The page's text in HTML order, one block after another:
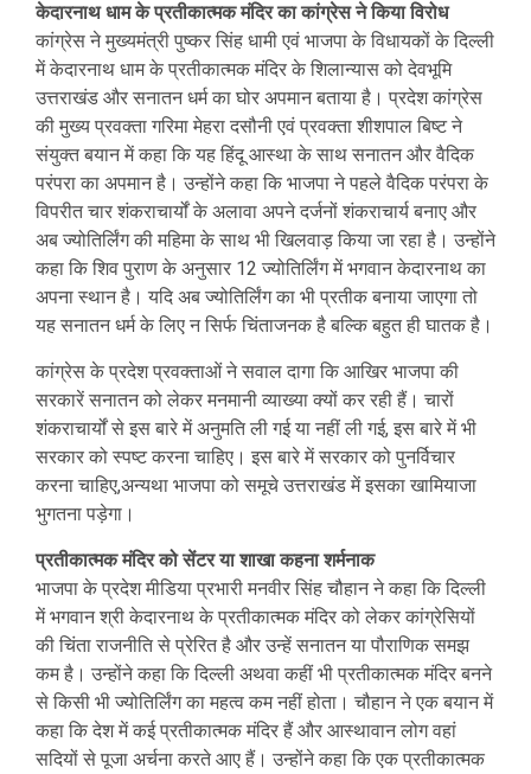
केदारनाथ धाम के प्रतीकात्मक मंदिर का कांग्रेस ने किया विरोध
कांग्रेस ने मुख्यमंत्री पुष्कर सिंह धामी एवं भाजपा के विधायकों के दिल्ली
में केदारनाथ धाम के प्रतीकात्मक मंदिर के शिलान्यास को देवभूमि
उत्तराखंड और सनातन धर्म का घोर अपमान बताया है। प्रदेश कांग्रेस
की मुख्य प्रवक्ता गरिमा मेहरा दसौनी एवं प्रवक्ता शीशपाल बिष्ट ने
संयुक्त बयान में कहा कि यह हिंदू आस्था के साथ सनातन और वैदिक
परंपरा का अपमान है। उन्होंने कहा कि भाजपा ने पहले वैदिक परंपरा के
विपरीत चार शंकराचार्यों के अलावा अपने दर्जनों शंकराचार्य बनाए और
अब ज्योतिर्लिंग की महिमा के साथ भी खिलवाड़ किया जा रहा है। उन्होंने
कहा कि शिव पुराण के अनुसार 12 ज्योतिर्लिंग में भगवान केदारनाथ का
अपना स्थान है। यदि अब ज्योतिर्लिंग का भी प्रतीक बनाया जाएगा तो
यह सनातन धर्म के लिए न सिर्फ चिंताजनक है बल्कि बहुत ही घातक है।
कांग्रेस के प्रदेश प्रवक्ताओं ने सवाल दागा कि आखिर भाजपा की
सरकारें सनातन को लेकर मनमानी व्याख्या क्यों कर रही हैं। चारों
शंकराचार्यों से इस बारे में अनुमति ली गई या नहीं ली गई, इस बारे में भी
सरकार को स्पष्ट करना चाहिए। इस बारे में सरकार को पुनर्विचार
करना चाहिए,अन्यथा भाजपा को समूचे उत्तराखंड में इसका खामियाजा
भुगतना पड़ेगा।
प्रतीकात्मक मंदिर को सेंटर या शाखा कहना शर्मनाक
भाजपा के प्रदेश मीडिया प्रभारी मनवीर सिंह चौहान ने कहा कि दिल्ली
में भगवान श्री केदारनाथ के प्रतीकात्मक मंदिर को लेकर कांग्रेसियों
की चिंता राजनीति से प्रेरित है और उन्हें सनातन या पौराणिक समझ
कम है। उन्होंने कहा कि दिल्ली अथवा कहीं भी प्रतीकात्मक मंदिर बनने
से किसी भी ज्योतिर्लिंग का महत्व कम नहीं होता। चौहान ने एक बयान में
कहा कि देश में कई प्रतीकात्मक मंदिर हैं और आस्थावान लोग वहां
सदियों से पूजा अर्चना करते आए हैं। उन्होंने कहा कि एक प्रतीकात्मक